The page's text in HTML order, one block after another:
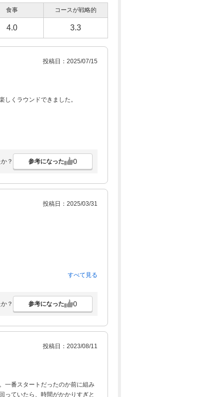
食事 コースが戦略的
4.0 3.3
投稿日：2025/07/15
くラウンドできました。
？ 参考になった 0
投稿日：2025/03/31
すべて見る
？ 参考になった 0
投稿日：2023/08/11
一番スタートだったのか前に組み
っていたら、時間がかかりすぎと